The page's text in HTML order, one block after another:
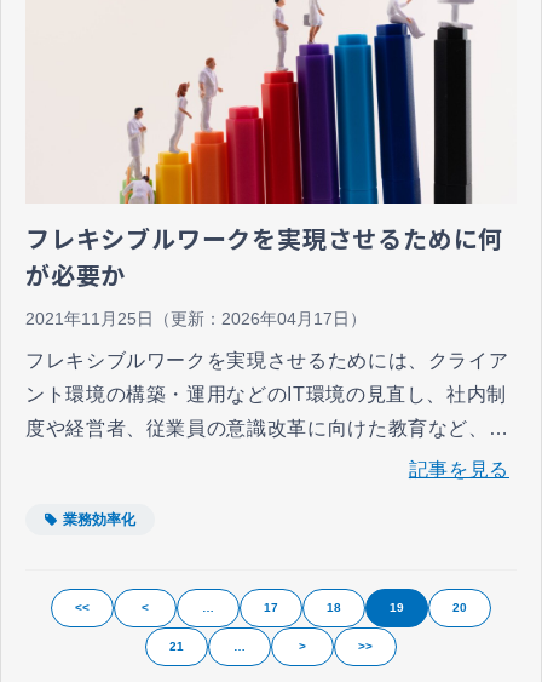
フレキシブルワークを実現させるために何
が必要か
2021年11月25日 （更新： 2026年04月17日 ）
フレキシブルワークを実現させるためには、クライア
ント環境の構築・運用などのIT環境の見直し、社内制
度や経営者、従業員の意識改革に向けた教育など、人
事・総務部門も含めた全社的な取り組みが必要なので
記事を見る
業務効率化
<< < … 17 18 19 20
21 … > >>